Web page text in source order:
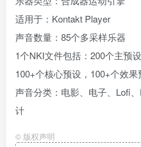
适用于：Kontakt Player
声音数量：85个多采样乐器
1个NKI文件包括：200个主预设
100+个核心预设，100+个效果
声音分类：电影、电子、Lofi
计
© 版权声明